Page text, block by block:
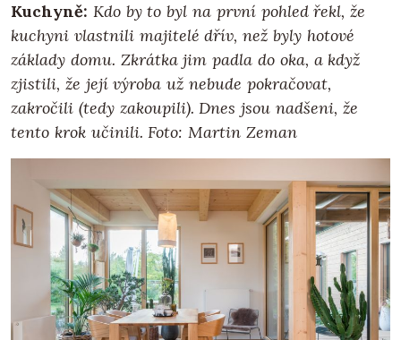
Kuchyně: Kdo by to byl na první pohled řekl, že
kuchyni vlastnili majitelé dřív, než byly hotové
základy domu. Zkrátka jim padla do oka, a když
zjistili, že její výroba už nebude pokračovat,
zakročili (tedy zakoupili). Dnes jsou nadšeni, že
tento krok učinili. Foto: Martin Zeman